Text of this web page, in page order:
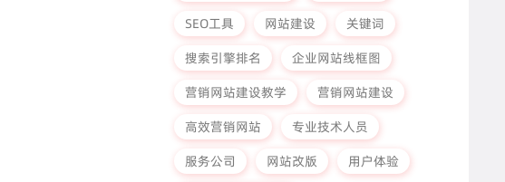
SEO工具
网站建设
关键词
搜索引擎排名
企业网站线框图
营销网站建设教学
营销网站建设
高效营销网站
专业技术人员
服务公司
网站改版
用户体验